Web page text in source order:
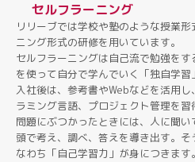
セルフラーニング
リリーブでは学校や塾のような授業
ニング形式の研修を用いています。
セルフラーニングは自己流で勉強を
を使って自分で学んでいく「独自学習
入社後は、参考書やWebなどを活用
ラミング言語、プロジェクト管理を習
問題にぶつかったときには、人に聞
頭で考え、調べ、答えを導き出す。
なわち「自己学習力」が身につきます。